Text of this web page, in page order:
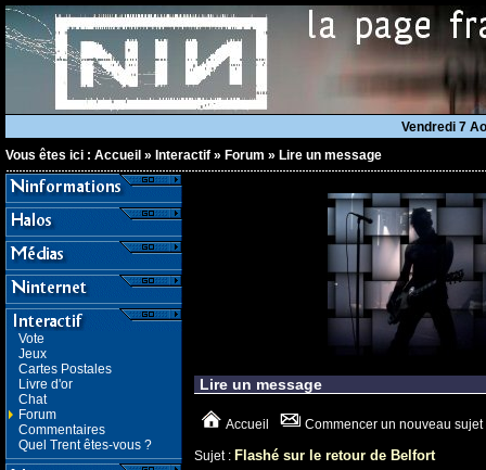
Vendredi 7
Vous êtes ici : Accueil » Interactif » Forum » Lire un message
Vote
Jeux
Cartes Postales
Livre d'or
Chat
Forum
Commentaires
Quel Trent êtes-vous ?
Lire un message
Accueil Commencer un nouveau sujet
Sujet : Flashé sur le retour de Belfort